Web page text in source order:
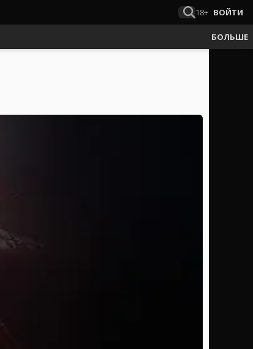
18+ ВОЙТИ
БОЛЬШЕ